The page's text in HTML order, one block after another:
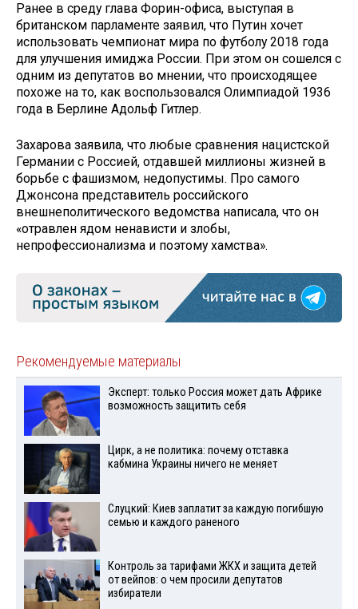
Ранее в среду глава Форин-офиса, выступая в
британском парламенте заявил, что Путин хочет
использовать чемпионат мира по футболу 2018 года
для улучшения имиджа России. При этом он сошелся с
одним из депутатов во мнении, что происходящее
похоже на то, как воспользовался Олимпиадой 1936
года в Берлине Адольф Гитлер.
Захарова заявила, что любые сравнения нацистской
Германии с Россией, отдавшей миллионы жизней в
борьбе с фашизмом, недопустимы. Про самого
Джонсона представитель российского
внешнеполитического ведомства написала, что он
«отравлен ядом ненависти и злобы,
непрофессионализма и поэтому хамства».
Рекомендуемые материалы
Эксперт: только Россия может дать Африке
возможность защитить себя
Цирк, а не политика: почему отставка
кабмина Украины ничего не меняет
Слуцкий: Киев заплатит за каждую погибшую
семью и каждого раненого
Контроль за тарифами ЖКХ и защита детей
от вейпов: о чем просили депутатов
избиратели